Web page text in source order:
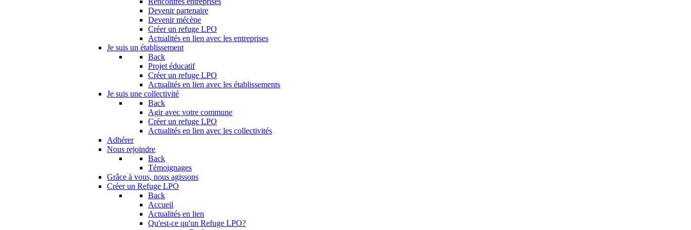
Devenir partenaire
Devenir mécène
Créer un refuge LPO
Actualités en lien avec les entreprises
Je suis un établissement
Back
Projet éducatif
Créer un refuge LPO
Actualités en lien avec les établissements
Je suis une collectivité
Back
Agir avec votre commune
Créer un refuge LPO
Actualités en lien avec les collectivités
Adhérer
Nous rejoindre
Back
Témoignages
Grâce à vous, nous agissons
Créer un Refuge LPO
Back
Accueil
Actualités en lien
Qu'est-ce qu'un Refuge LPO?